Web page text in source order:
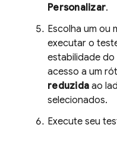
Personalizar.
Escolha um ou
executar o
estabilidade
acesso a um
reduzida ao
selecionados.
Execute seu